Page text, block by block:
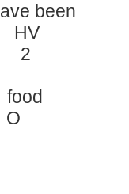
been
HV
2
food
O